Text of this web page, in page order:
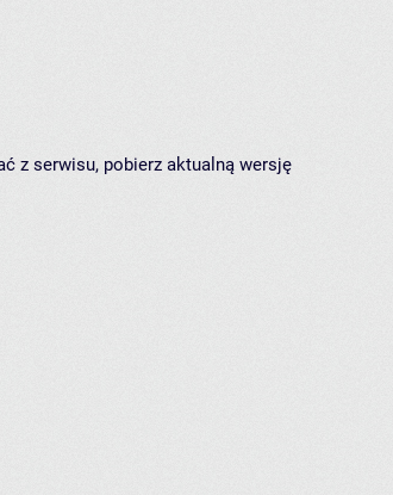
z serwisu, pobierz aktualną wersję